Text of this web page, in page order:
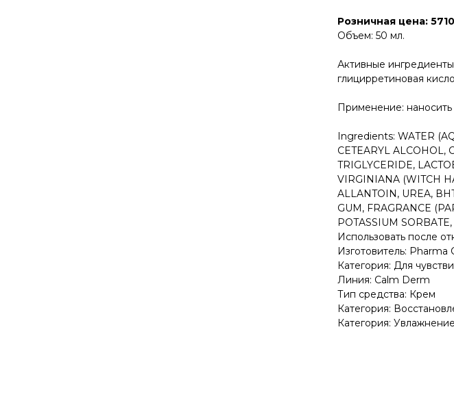
Розничная цена:
Объем: 50 мл.
Активные
глицирретиновая
Применение:
Ingredients: WATER
CETEARYL ALCOHOL,
TRIGLYCERIDE,
VIRGINIANA (WITCH
ALLANTOIN, UREA,
GUM, FRAGRANCE
POTASSIUM
Использовать после
Изготовитель:
Категория: Для
Линия: Calm Derm
Тип средства: Крем
Категория:
Категория: Увлажнение